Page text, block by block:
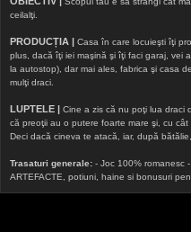
ceilalţi.
PRODUCȚIA | Casa în care locuieşti îţi
plus, dacă îţi iei maşină şi îţi faci garaj, vei
la autostop), dar mai ales, fabrica şi casa
mulţi draci.
LUPTELE | Cine a zis că nu poţi lua draci
că preoţii au o putere foarte mare şi, cu
Deci dacă cineva te atacă, iar, după
Trasaturi generale: - Joc 100% romanesc
ARTEFACTE, potiuni, haine si bonusuri